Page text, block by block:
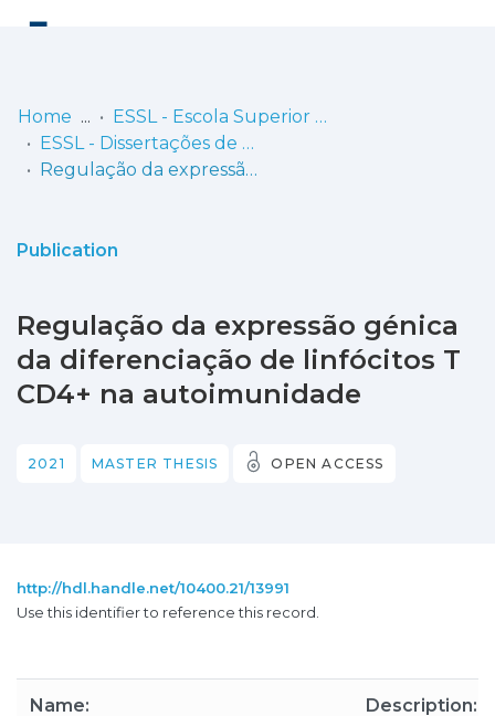
Communities
Statistics
Home
ESSL - Escola Superior de Saúde de Lisboa
ESSL - Dissertações de Mestrado
Regulação da expressão génica da diferenciação de linfócitos T CD4+ na autoimunidade
Publication
Regulação da expressão génica
da diferenciação de linfócitos T
CD4+ na autoimunidade
2021 MASTER THESIS OPEN ACCESS
http://hdl.handle.net/10400.21/13991
Use this identifier to reference this record.
Name: Description: